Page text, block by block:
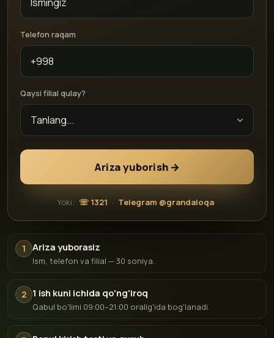
Telefon raqam
Qaysi filial qulay?
Ariza yuborish →
Yoki: ☏ 1321 · Telegram @grandaloqa
1 Ariza yuborasiz
Ism, telefon va filial — 30 soniya.
2 1 ish kuni ichida qo'ng'iroq
Qabul bo'limi 09:00–21:00 oralig'ida bog'lanadi.